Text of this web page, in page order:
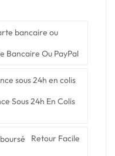
Bancaire Ou PayPal
Sous 24h En Colis
Retour Facile